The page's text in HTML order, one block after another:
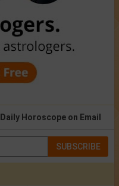
Daily Horoscope on Email
SUBSCRIBE